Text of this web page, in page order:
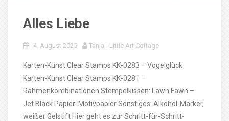
Alles Liebe
4. August 2025 Tanja - Little Art Cottage
Karten-Kunst Clear Stamps KK-0283 – Vogelglück
Karten-Kunst Clear Stamps KK-0281 –
Rahmenkombinationen Stempelkissen: Lawn Fawn –
Jet Black Papier: Motivpapier Sonstiges: Alkohol-Marker,
weißer Gelstift Hier geht es zur Schritt-für-Schritt-